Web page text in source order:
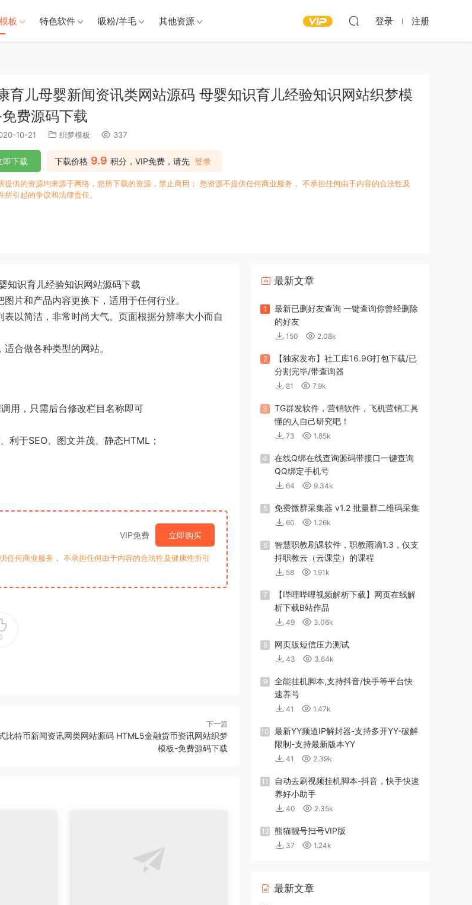
板 特色软件 吸粉/羊毛 其他资源 登录 注册
育儿母婴新闻资讯类网站源码 母婴知识育儿经验知识网站织梦模
费源码下载
10-21 织梦模板 337
下载价格 9.9 积分，VIP免费，请先 登录
即下载
提供的资源均来源于网络，您所下载的资源，禁止商用； 愁资源不提供任何商业服务， 不承担任何由于内容的合法性及
所引起的争议和法律责任。
知识育儿经验知识网站源码下载
片和产品内容更换下，适用于任何行业。
以简洁，非常时尚大气。页面根据分辨率大小而自
合做各种类型的网站。
用，只需后台修改栏目名称即可
利于SEO、图文并茂、静态HTML；
VIP免费 立即购买
任何商业服务， 不承担任何由于内容的合法性及健康性所引
下一篇
比特币新闻资讯网类网站源码 HTML5金融货币资讯网站织梦
模板-免费源码下载
最新文章
1
最新已删好友查询 一键查询你曾经删除
的好友
150 2.08k
2
【独家发布】社工库16.9G打包下载/已
分割完毕/带查询器
81 7.9k
3
TG群发软件，营销软件，飞机营销工具
懂的人自己研究吧！
73 1.85k
4
在线Q绑在线查询源码带接口一键查询
QQ绑定手机号
64 9.34k
5 免费微群采集器 v1.2 批量群二维码采集
60 1.26k
6
智慧职教刷课软件，职教雨滴1.3，仅支
持职教云（云课堂）的课程
58 1.91k
7
【哔哩哔哩视频解析下载】网页在线解
析下载B站作品
49 3.06k
8 网页版短信压力测试
43 3.64k
9
全能挂机脚本,支持抖音/快手等平台快
速养号
41 1.47k
10
最新YY频道IP解封器-支持多开YY-破解
限制-支持最新版本YY
41 2.39k
11
自动去刷视频挂机脚本-抖音，快手快速
养好小助手
40 2.35k
12 熊猫靓号扫号VIP版
37 1.24k
最新文章